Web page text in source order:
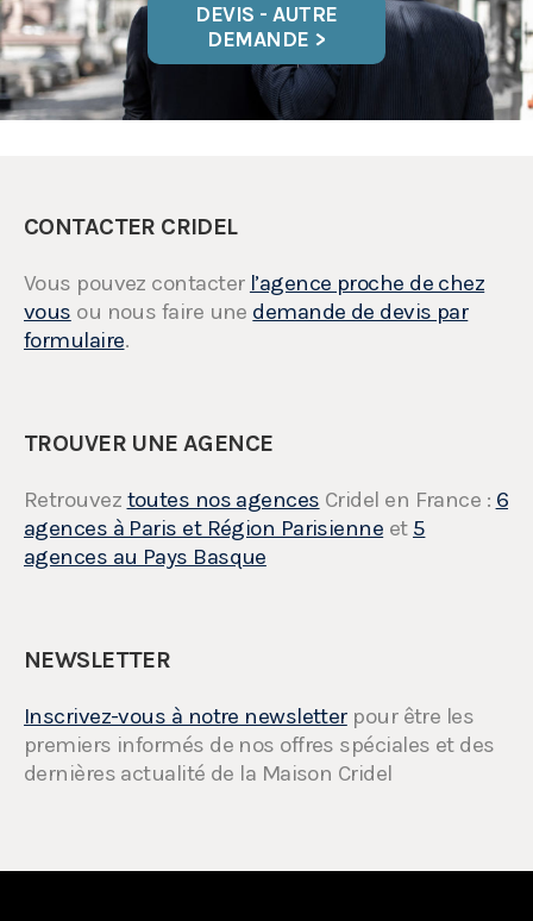
DEVIS - AUTRE
DEMANDE >
CONTACTER CRIDEL
Vous pouvez contacter l’agence proche de chez
vous ou nous faire une demande de devis par
formulaire.
TROUVER UNE AGENCE
Retrouvez toutes nos agences Cridel en France : 6
agences à Paris et Région Parisienne et 5
agences au Pays Basque
NEWSLETTER
Inscrivez-vous à notre newsletterpour être les
premiers informés de nos offres spéciales et des
dernières actualité de la Maison Cridel